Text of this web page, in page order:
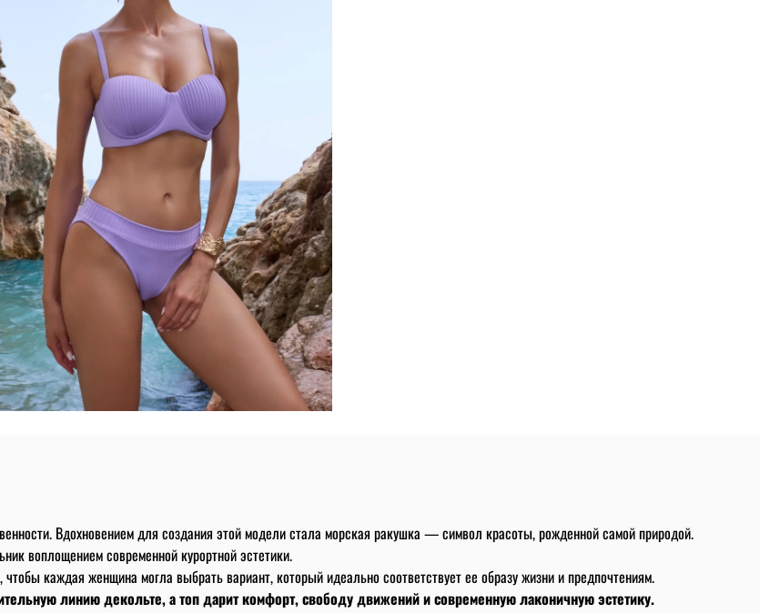
Вдохновением для создания этой модели стала морская ракушка — символ красоты, рожденной самой природой.
воплощением современной курортной эстетики.
, чтобы каждая женщина могла выбрать вариант, который идеально соответствует ее образу жизни и предпочтениям.
линию декольте, а топ дарит комфорт, свободу движений и современную лаконичную эстетику.